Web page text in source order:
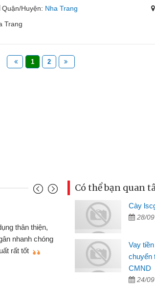
Quận/Huyện: Nha Trang
Trang
1 2
tiền gấp nên định cầm cố chiếc xe wave
đã có gói vay tiền bằng CMND online
mặt nên rất tiện lợi, sẽ giới thiệu cho bạn
Có thể bạn quan
Cày
28/
Vay
chuyển
CMND
24/